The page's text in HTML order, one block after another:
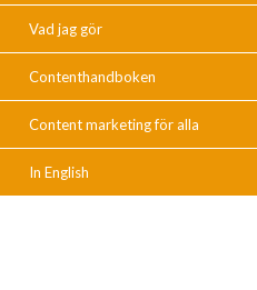
Vad jag gör
Contenthandboken
Content marketing för alla
In English